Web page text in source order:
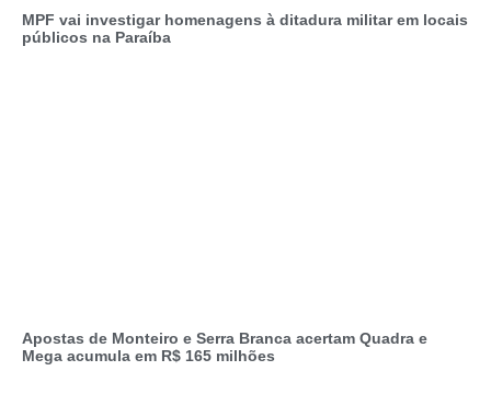
MPF vai investigar homenagens à ditadura militar em locais
públicos na Paraíba
Apostas de Monteiro e Serra Branca acertam Quadra e
Mega acumula em R$ 165 milhões